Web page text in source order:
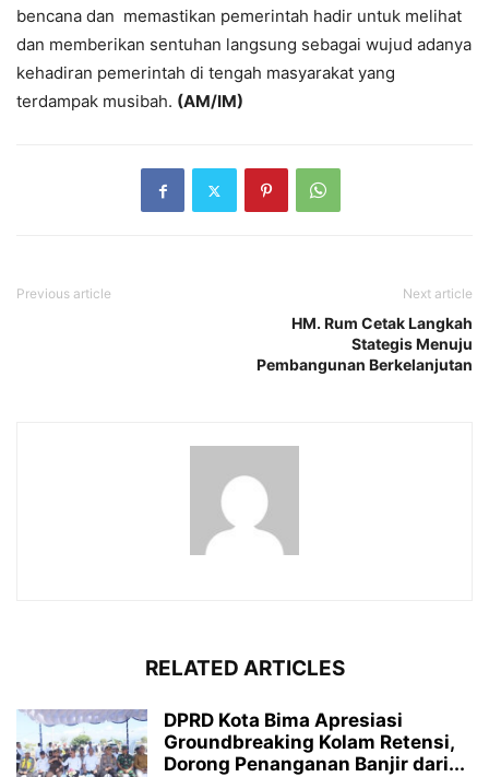
bencana dan memastikan pemerintah hadir untuk melihat
dan memberikan sentuhan langsung sebagai wujud adanya
kehadiran pemerintah di tengah masyarakat yang
terdampak musibah. (AM/IM)
Previous article Next article
HM. Rum Cetak Langkah
Stategis Menuju
Pembangunan Berkelanjutan
RELATED ARTICLES
DPRD Kota Bima Apresiasi
Groundbreaking Kolam Retensi,
Dorong Penanganan Banjir dari...